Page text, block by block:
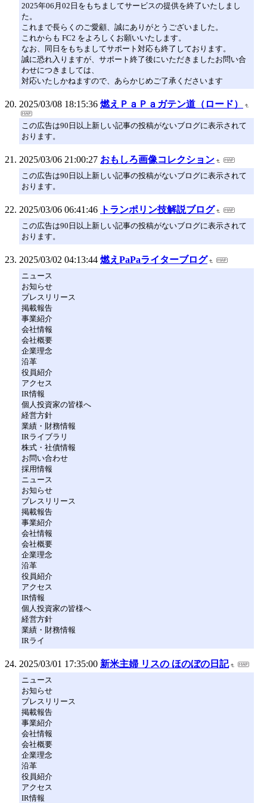
2025年06月02日をもちましてサービスの提供を終了いたしまし
た。
これまで長らくのご愛顧、誠にありがとうございました。
これからも FC2 をよろしくお願いいたします。
なお、同日をもちましてサポート対応も終了しております。
誠に恐れ入りますが、サポート終了後にいただきましたお問い合
わせにつきましては、
対応いたしかねますので、あらかじめご了承くださいます
2025/03/08 18:15:36 燃えＰａＰａガテン道（ロード）
この広告は90日以上新しい記事の投稿がないブログに表示されて
おります。
2025/03/06 21:00:27 おもしろ画像コレクション
この広告は90日以上新しい記事の投稿がないブログに表示されて
おります。
2025/03/06 06:41:46 トランポリン技解説ブログ
この広告は90日以上新しい記事の投稿がないブログに表示されて
おります。
2025/03/02 04:13:44 燃えPaPaライターブログ
ニュース
お知らせ
プレスリリース
掲載報告
事業紹介
会社情報
会社概要
企業理念
沿革
役員紹介
アクセス
IR情報
個人投資家の皆様へ
経営方針
業績・財務情報
IRライブラリ
株式・社債情報
お問い合わせ
採用情報
ニュース
お知らせ
プレスリリース
掲載報告
事業紹介
会社情報
会社概要
企業理念
沿革
役員紹介
アクセス
IR情報
個人投資家の皆様へ
経営方針
業績・財務情報
IRライ
2025/03/01 17:35:00 新米主婦 リスの ほのぼの日記
ニュース
お知らせ
プレスリリース
掲載報告
事業紹介
会社情報
会社概要
企業理念
沿革
役員紹介
アクセス
IR情報